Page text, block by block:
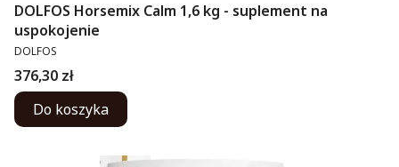
DOLFOS Horsemix Calm 1,6 kg - suplement na
uspokojenie
PRODUCENT
DOLFOS
Cena
376,30 zł
Do koszyka